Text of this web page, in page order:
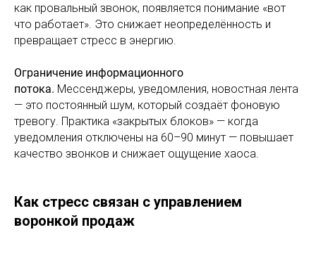
как провальный звонок, появляется понимание «вот
что работает». Это снижает неопределённость и
превращает стресс в энергию.
Ограничение информационного
потока. Мессенджеры, уведомления, новостная лента
— это постоянный шум, который создаёт фоновую
тревогу. Практика «закрытых блоков» — когда
уведомления отключены на 60–90 минут — повышает
качество звонков и снижает ощущение хаоса.
Как стресс связан с управлением
воронкой продаж